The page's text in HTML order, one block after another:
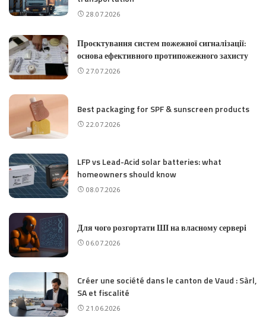
28.07.2026
Проєктування систем пожежної сигналізації:
основа ефективного протипожежного захисту
27.07.2026
Best packaging for SPF & sunscreen products
22.07.2026
LFP vs Lead-Acid solar batteries: what
homeowners should know
08.07.2026
Для чого розгортати ШІ на власному сервері
06.07.2026
Créer une société dans le canton de Vaud : Sàrl,
SA et fiscalité
21.06.2026